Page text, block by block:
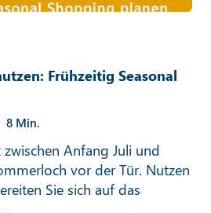
Frühzeitig Seasonal
8 Min.
Anfang Juli und
vor der Tür. Nutzen
Sie sich auf das